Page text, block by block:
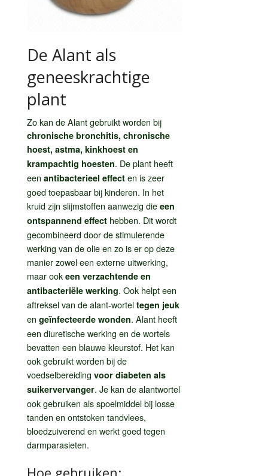
De Alant als
geneeskrachtige
plant
Zo kan de Alant gebruikt worden bij
chronische bronchitis, chronische
hoest, astma, kinkhoest en
krampachtig hoesten. De plant heeft
een antibacterieel effect en is zeer
goed toepasbaar bij kinderen. In het
kruid zijn slijmstoffen aanwezig die een
ontspannend effect hebben. Dit wordt
gecombineerd door de stimulerende
werking van de olie en zo is er op deze
manier zowel een externe uitwerking,
maar ook een verzachtende en
antibacteriële werking. Ook helpt een
aftreksel van de alant-wortel tegen jeuk
en geïnfecteerde wonden. Alant heeft
een diuretische werking en de wortels
bevatten een blauwe kleurstof. Het kan
ook gebruikt worden bij de
voedselbereiding voor diabeten als
suikervervanger. Je kan de alantwortel
ook gebruiken als spoelmiddel bij losse
tanden en ontstoken tandvlees,
bloedzuiverend en werkt goed tegen
darmparasieten.
Hoe gebruiken: